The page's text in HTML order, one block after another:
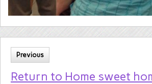
Previous
Return to Home sweet